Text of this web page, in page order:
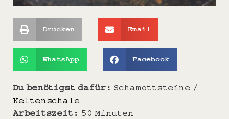
Drucken Email
WhatsApp Facebook
Du benötigst dafür: Schamottsteine /
Keltenschale
Arbeitszeit: 50 Minuten